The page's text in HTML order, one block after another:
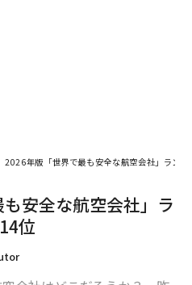
年9月号発売中
2026年版「世界で最も安全な航空会社」ラン
安全な航空会社」ラ
位